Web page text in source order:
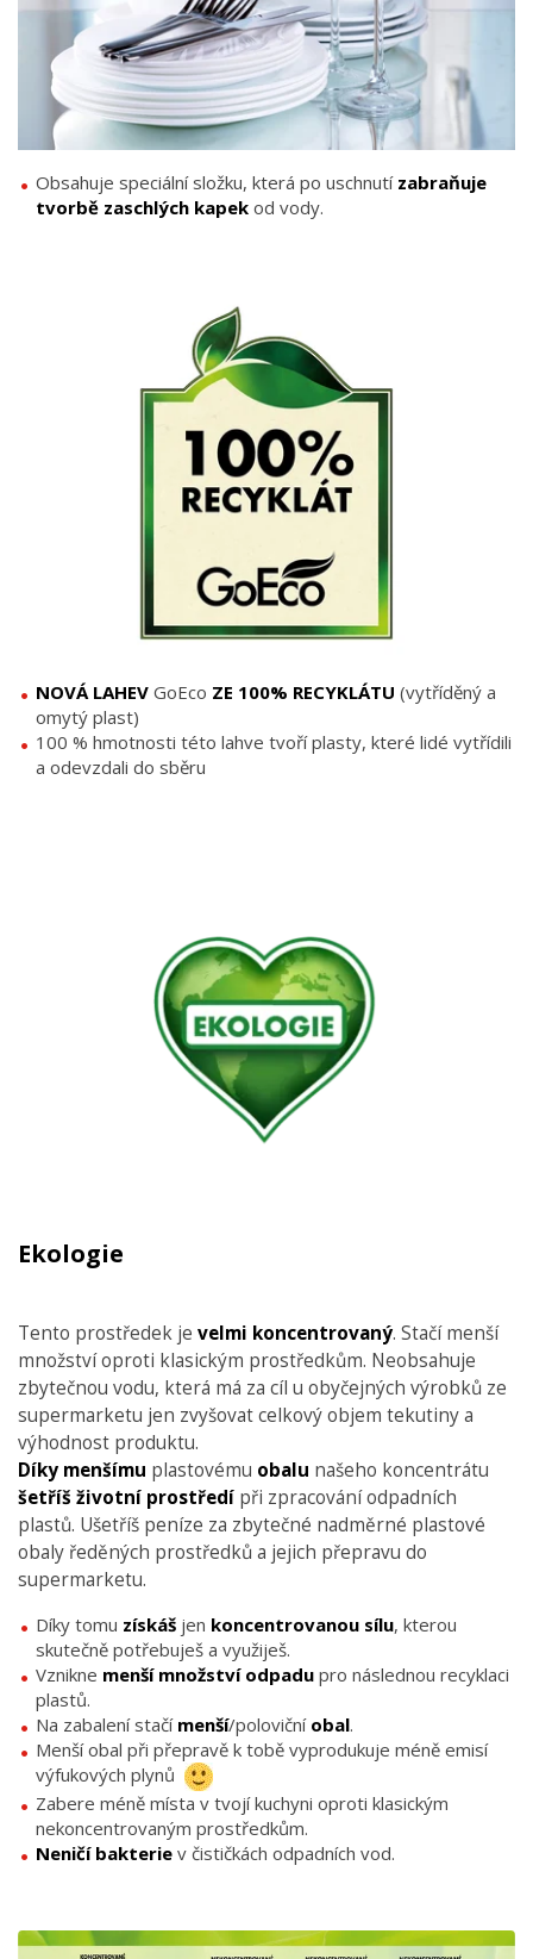
Obsahuje speciální složku, která po uschnutí zabraňuje
tvorbě zaschlých kapek od vody.
NOVÁ LAHEV GoEco ZE 100% RECYKLÁTU (vytříděný a
omytý plast)
100 % hmotnosti této lahve tvoří plasty, které lidé vytřídili
a odevzdali do sběru
Ekologie
Tento prostředek je velmi koncentrovaný. Stačí menší
množství oproti klasickým prostředkům. Neobsahuje
zbytečnou vodu, která má za cíl u obyčejných výrobků ze
supermarketu jen zvyšovat celkový objem tekutiny a
výhodnost produktu.
Díky menšímu plastovému obalu našeho koncentrátu
šetříš životní prostředí při zpracování odpadních
plastů. Ušetříš peníze za zbytečné nadměrné plastové
obaly ředěných prostředků a jejich přepravu do
supermarketu.
Díky tomu získáš jen koncentrovanou sílu, kterou
skutečně potřebuješ a využiješ.
Vznikne menší množství odpadu pro následnou recyklaci
plastů.
Na zabalení stačí menší/polovičníobal.
Menší obal při přepravě k tobě vyprodukuje méně emisí
výfukových plynů
Zabere méně místa v tvojí kuchyni oproti klasickým
nekoncentrovaným prostředkům.
Neničí bakterie v čističkách odpadních vod.